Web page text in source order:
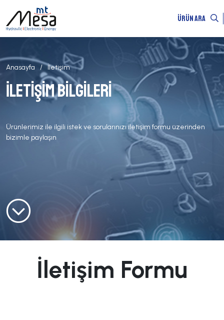
ÜRÜN ARA
Anasayfa İletişim
İletişim Bilgileri
Ürünlerimiz ile ilgili istek ve sorularınızı iletişim formu üzerinden
bizimle paylaşın
İletişim Formu